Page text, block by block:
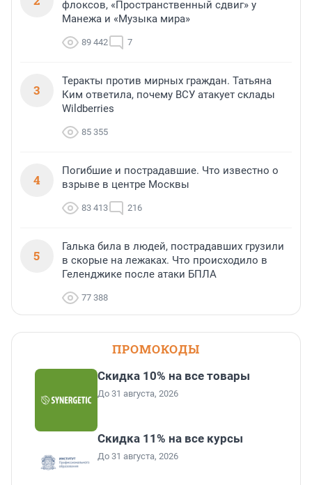
флоксов, «Пространственный сдвиг» у
Манежа и «Музыка мира»
89 442 7
3
Теракты против мирных граждан. Татьяна
Ким ответила, почему ВСУ атакует склады
Wildberries
85 355
4
Погибшие и пострадавшие. Что известно о
взрыве в центре Москвы
83 413 216
5
Галька била в людей, пострадавших грузили
в скорые на лежаках. Что происходило в
Геленджике после атаки БПЛА
77 388
ПРОМОКОДЫ
Скидка 10% на все товары
До 31 августа, 2026
Скидка 11% на все курсы
До 31 августа, 2026